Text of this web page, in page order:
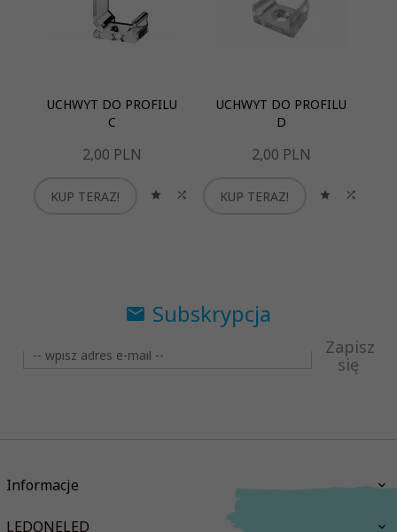
UCHWYT DO PROFILU
C
2,00 PLN
KUP TERAZ!
UCHWYT DO PROFILU
D
2,00 PLN
KUP TERAZ!
Subskrypcja
Zapisz
się
Informacje
LEDONELED